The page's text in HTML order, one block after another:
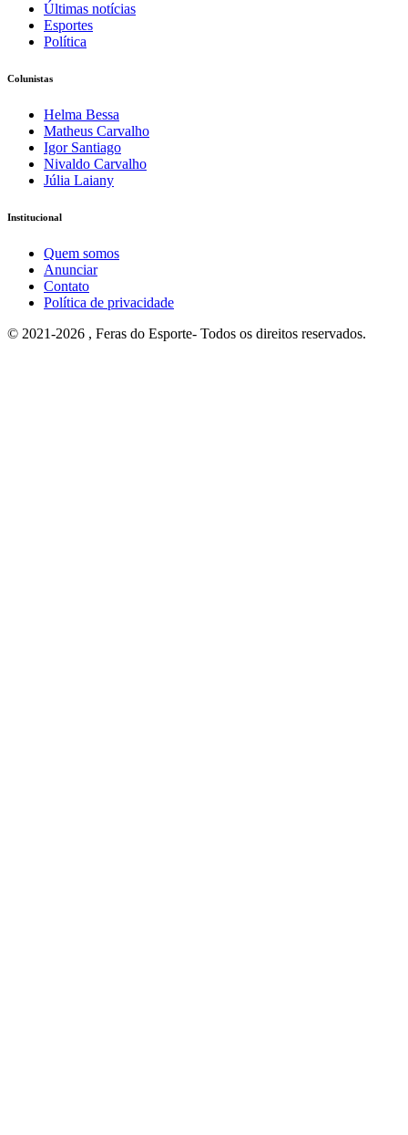
Últimas notícias
Esportes
Política
Colunistas
Helma Bessa
Matheus Carvalho
Igor Santiago
Nivaldo Carvalho
Júlia Laiany
Institucional
Quem somos
Anunciar
Contato
Política de privacidade
© 2021-2026 , Feras do Esporte- Todos os direitos reservados.